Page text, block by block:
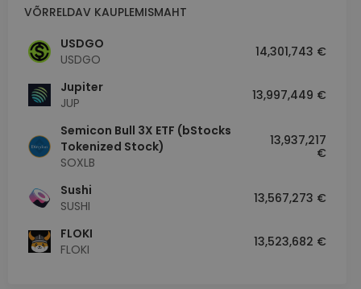
VÕRRELDAV KAUPLEMISMAHT
USDGO
USDGO
14,301,743 €
Jupiter
JUP
13,997,449 €
Semicon Bull 3X ETF (bStocks
Tokenized Stock)
SOXLB
13,937,217
€
Sushi
SUSHI
13,567,273 €
FLOKI
FLOKI
13,523,682 €